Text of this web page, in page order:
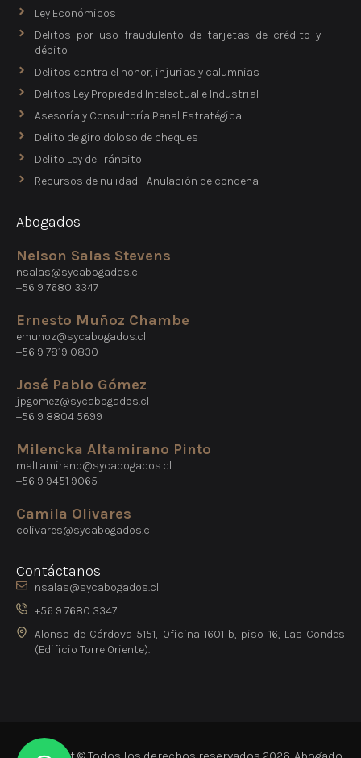
Ley Económicos
Delitos por uso fraudulento de tarjetas de crédito y
débito
Delitos contra el honor, injurias y calumnias
Delitos Ley Propiedad Intelectual e Industrial
Asesoría y Consultoría Penal Estratégica
Delito de giro doloso de cheques
Delito Ley de Tránsito
Recursos de nulidad - Anulación de condena
Abogados
Nelson Salas Stevens
nsalas@sycabogados.cl
+56 9 7680 3347
Ernesto Muñoz Chambe
emunoz@sycabogados.cl
+56 9 7819 0830
José Pablo Gómez
jpgomez@sycabogados.cl
+56 9 8804 5699
Milencka Altamirano Pinto
maltamirano@sycabogados.cl
+56 9 9451 9065
Camila Olivares
colivares@sycabogados.cl
Contáctanos
nsalas@sycabogados.cl
+56 9 7680 3347
Alonso de Córdova 5151, Oficina 1601 b, piso 16, Las Condes
(Edificio Torre Oriente).